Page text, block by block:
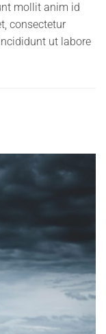
mollit anim id
consectetur
ut labore